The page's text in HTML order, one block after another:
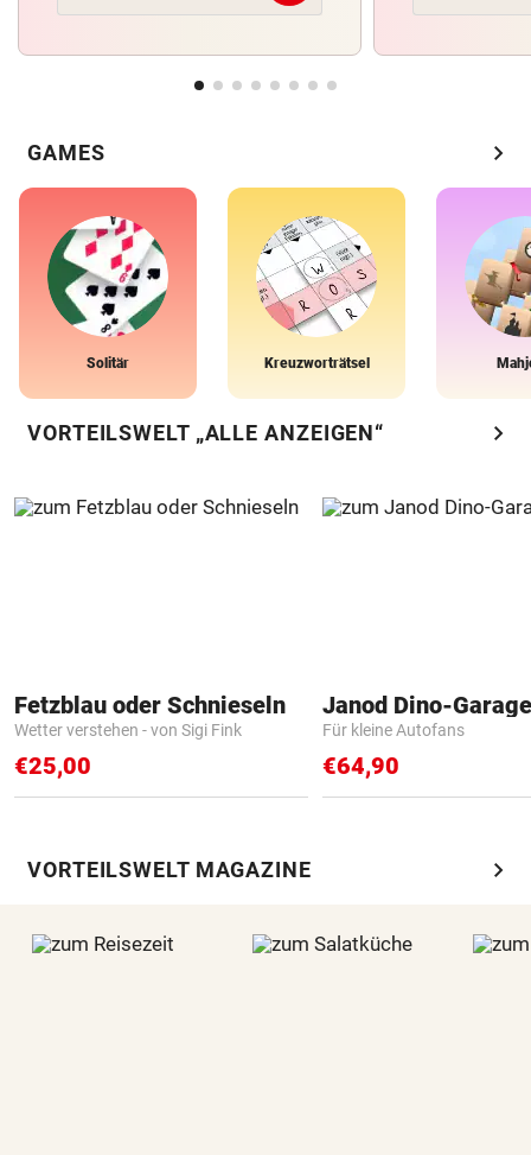
GAMES chevron_right
Solitär Kreuzworträtsel
VORTEILSWELT „ALLE ANZEIGEN“ chevron_right
Fetzblau oder Schnieseln
Wetter verstehen - von Sigi Fink
€25,00
Janod Dino-Garage
Für kleine Autofans
€64,90
VORTEILSWELT MAGAZINE chevron_right